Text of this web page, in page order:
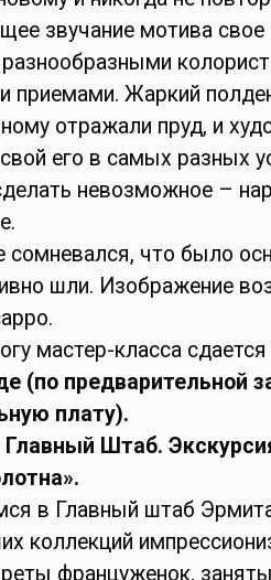
звучание мотива свое
приемами. Жаркий
отражали пруд, и
его в самых разных
невозможное –
сомневался, что было
шли. Изображение
мастер-класса
(по предварительной
плату).
Главный Штаб.
в Главный штаб
коллекций
француженок,